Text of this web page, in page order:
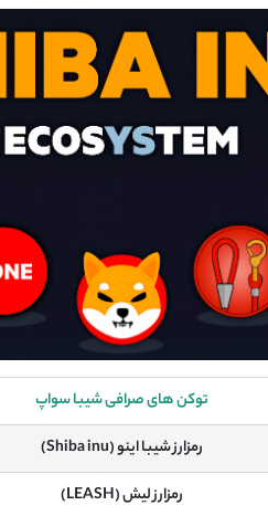
توکن های صرافی شیبا سواپ
رمزارز شیبا اینو (Shiba inu)
رمزارز لیش (LEASH)